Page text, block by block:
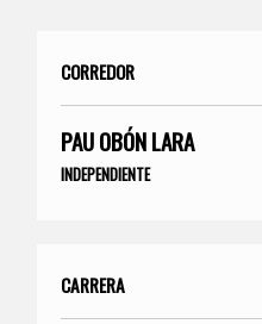
CORREDOR
PAU OBÓN LARA
INDEPENDIENTE
CARRERA